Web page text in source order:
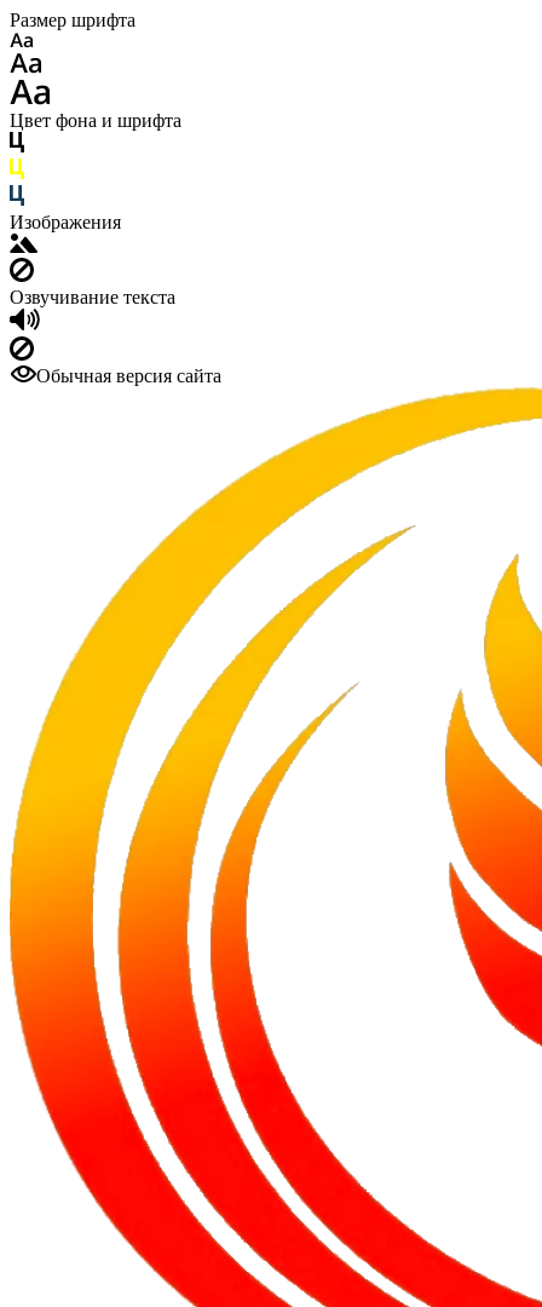
Размер шрифта
Цвет фона и шрифта
Изображения
Озвучивание текста
Обычная версия сайта